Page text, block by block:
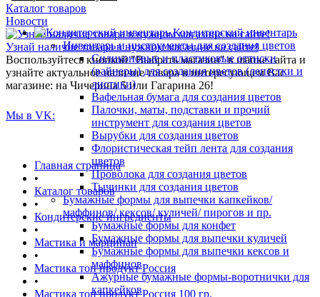
Каталог товаров
Кондитерский инвентарь
Инвентарь и инструменты для создания цветов
Силиконовые и пластиковые оттиски
(вайнеры) для создания цветов (лепестки и
листики)
Вафельная бумага для создания цветов
Палочки, маты, подставки и прочий
инструмент для создания цветов
Вырубки для создания цветов
Флористическая тейп лента для создания
цветов
Проволока для создания цветов
Тычинки для создания цветов
Бумажные формы для выпечки капкейков/
маффинов/ кексов/ куличей/ пирогов и пр.
Бумажные формы для конфет
Бумажные формы для выпечки куличей
Бумажные формы для выпечки кексов и
маффинов
Ажурные бумажные формы-воротнички для
капкейков
Новости
Узнай наличие товара в нужном магазине на сайте!
Воспользуйтесь кнопкой "Выбрать магазин" в шапке сайта и
узнайте актуальное наличие товара в интересующем Вас
магазине: на Чичерина 5 или Гагарина 26!
Мы в VK:
Главная страница
•
Каталог товаров
•
Кондитерские ингредиенты
•
Мастика и марципан
•
Мастика топ продукт Россия
•
Мастика топ продукт Россия 100 гр.